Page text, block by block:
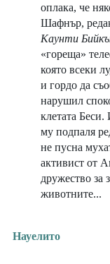
оплака, че
Шафнър,
Каунти
«гореща»
която всеки
и гордо да
нарушил
клетата
му подпаля
не пусна
активист от
дружество за
животните...
Науелито